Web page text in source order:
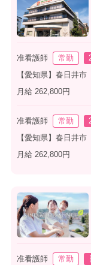
准看護師 常勤
【愛知県】春日井市
月給 262,800円
准看護師 常勤
【愛知県】春日井市
月給 262,800円
准看護師 常勤